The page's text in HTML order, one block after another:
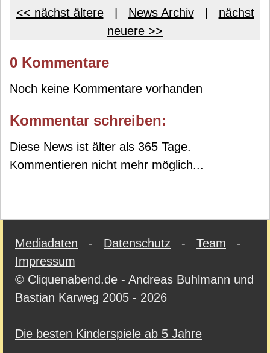
<< nächst ältere| News Archiv| nächst
neuere >>
0 Kommentare
Noch keine Kommentare vorhanden
Kommentar schreiben:
Diese News ist älter als 365 Tage.
Kommentieren nicht mehr möglich...
Mediadaten - Datenschutz - Team -
Impressum
© Cliquenabend.de - Andreas Buhlmann und
Bastian Karweg 2005 - 2026
Die besten Kinderspiele ab 5 Jahre